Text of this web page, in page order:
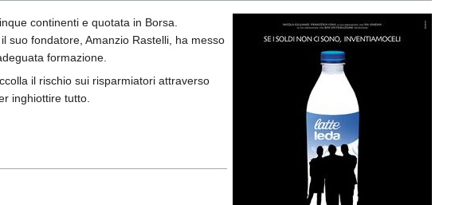
continenti e quotata in Borsa.
suo fondatore, Amanzio Rastelli, ha messo
formazione.
il rischio sui risparmiatori attraverso
inghiottire tutto.